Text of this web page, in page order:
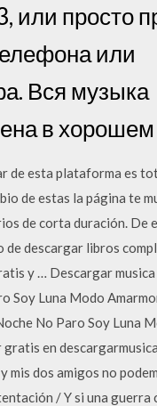
или просто
или
Вся музыка
в хорошем
de esta plataforma es
de estas la página te
de corta duración. De
de descargar libros
y … Descargar
Soy Luna Modo
No Paro Soy Luna
en
mis dos amigos no
/ Y si una guerra